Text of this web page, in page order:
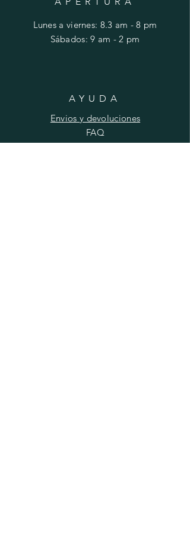
Lunes a viernes: 8.3 am - 8 pm
​​Sábados: 9 am - 2 pm
AYUDA
Envios y devoluciones
FAQ